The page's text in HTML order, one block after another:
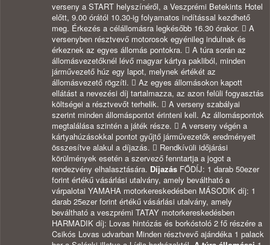
verseny a START helyszínéről, a Veszprémi Betekints Hotel
előtt, 9.00 órától 10.30-ig folyamatos indítással kezdhető
meg. Érkezés a célállomásra legkésőbb 16.30 órakor.  A
versenyben résztvevő motorosok egyénileg indulnak és
érkeznek az egyes állomás pontokra.  A túra során az
állomásvezetőknél lévő magyar kártya pakliból, minden
járművezető húz egy lapot, melynek értékét az
állomásvezető rögzíti.  Az egyes állomásokon kapott
ellátást a nevezési díj tartalmazza, az azon felüli fogyasztás
költségei a résztvevőt terhelik.  A verseny szabályai
szerint minden állomáspontot érinteni kell. Az állomáspontok
megtalálása szintén a játék része.  A verseny végén a
kártyahúzásokkal pontot gyűjtő járművezetők eredményeit
összesítve alakul a díjazás.  Rendkívüli időjárási
körülmények esetén a szervező fenntartja a jogot a
rendezvény elhalasztására. Díjazás FŐDÍJ: 1 darab 50ezer
forint értékű vásárlási utalvány, amely beváltható a
várpalotai YAMAHA motorkereskedésben MÁSODIK díj: 1
darab 25ezer forint értékű vásárlási utalvány, amely
beváltható a veszprémi TATAY motorkereskedésben
HARMADIK díj: Lovas hintózás és borkóstoló 2 fő részére a
Csikós Lovas udvarban Minden résztvevő ajándéka 1 palack